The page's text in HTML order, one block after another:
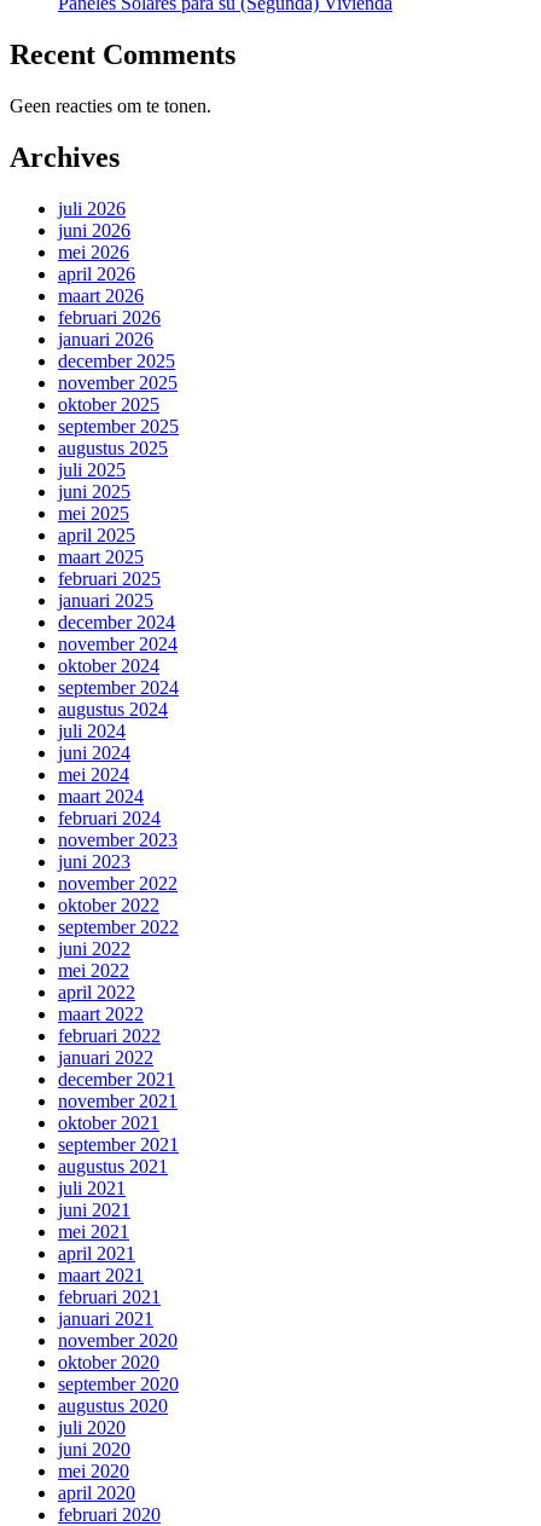
Recent Comments
Geen reacties om te tonen.
Archives
juli 2026
juni 2026
mei 2026
april 2026
maart 2026
februari 2026
januari 2026
december 2025
november 2025
oktober 2025
september 2025
augustus 2025
juli 2025
juni 2025
mei 2025
april 2025
maart 2025
februari 2025
januari 2025
december 2024
november 2024
oktober 2024
september 2024
augustus 2024
juli 2024
juni 2024
mei 2024
maart 2024
februari 2024
november 2023
juni 2023
november 2022
oktober 2022
september 2022
juni 2022
mei 2022
april 2022
maart 2022
februari 2022
januari 2022
december 2021
november 2021
oktober 2021
september 2021
augustus 2021
juli 2021
juni 2021
mei 2021
april 2021
maart 2021
februari 2021
januari 2021
november 2020
oktober 2020
september 2020
augustus 2020
juli 2020
juni 2020
mei 2020
april 2020
februari 2020